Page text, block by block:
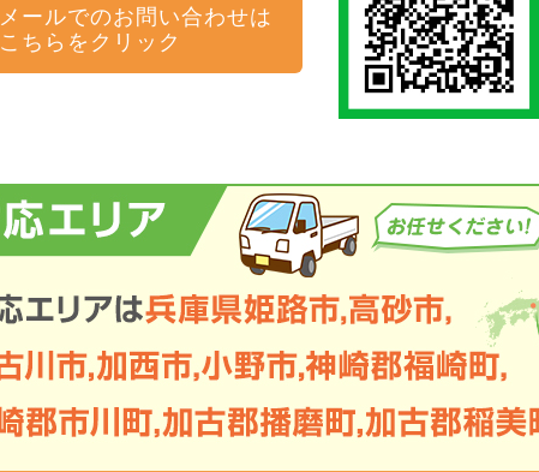
メールでのお問い合わせは
こちらをクリック